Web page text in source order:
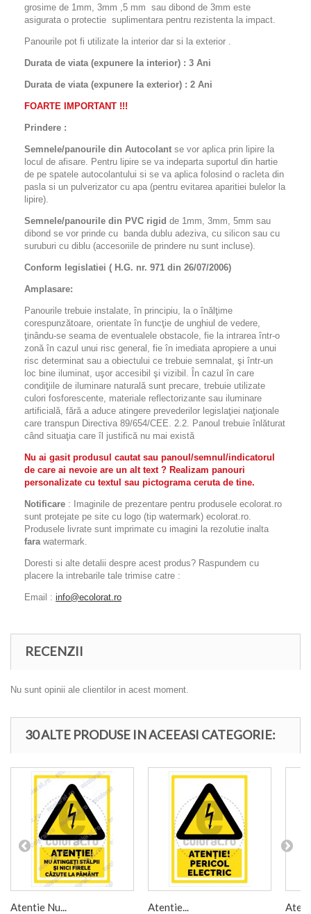
grosime de 1mm, 3mm ,5 mm sau dibond de 3mm este
asigurata o protectie suplimentara pentru rezistenta la impact.
Panourile pot fi utilizate la interior dar si la exterior .
Durata de viata (expunere la interior) : 3 Ani
Durata de viata (expunere la exterior) : 2 Ani
FOARTE IMPORTANT !!!
Prindere :
Semnele/panourile din Autocolant se vor aplica prin lipire la
locul de afisare. Pentru lipire se va indeparta suportul din hartie
de pe spatele autocolantului si se va aplica folosind o racleta din
pasla si un pulverizator cu apa (pentru evitarea aparitiei bulelor la
lipire).
Semnele/panourile din PVC rigid de 1mm, 3mm, 5mm sau
dibond se vor prinde cu banda dublu adeziva, cu silicon sau cu
suruburi cu diblu (accesoriile de prindere nu sunt incluse).
Conform legislatiei ( H.G. nr. 971 din 26/07/2006)
Amplasare:
Panourile trebuie instalate, în principiu, la o înălţime
corespunzătoare, orientate în funcţie de unghiul de vedere,
ţinându-se seama de eventualele obstacole, fie la intrarea într-o
zonă în cazul unui risc general, fie în imediata apropiere a unui
risc determinat sau a obiectului ce trebuie semnalat, şi într-un
loc bine iluminat, uşor accesibil şi vizibil. În cazul în care
condiţiile de iluminare naturală sunt precare, trebuie utilizate
culori fosforescente, materiale reflectorizante sau iluminare
artificială, fără a aduce atingere prevederilor legislaţiei naţionale
care transpun Directiva 89/654/CEE. 2.2. Panoul trebuie înlăturat
când situaţia care îl justifică nu mai există
Nu ai gasit produsul cautat sau panoul/semnul/indicatorul
de care ai nevoie are un alt text ? Realizam panouri
personalizate cu textul sau pictograma ceruta de tine.
Notificare : Imaginile de prezentare pentru produsele ecolorat.ro
sunt protejate pe site cu logo (tip watermark) ecolorat.ro.
Produsele livrate sunt imprimate cu imagini la rezolutie inalta
fara watermark.
Doresti si alte detalii despre acest produs? Raspundem cu
placere la intrebarile tale trimise catre :
Email : info@ecolorat.ro
RECENZII
Nu sunt opinii ale clientilor in acest moment.
30 ALTE PRODUSE IN ACEEASI CATEGORIE:
Atentie Nu... Atentie...